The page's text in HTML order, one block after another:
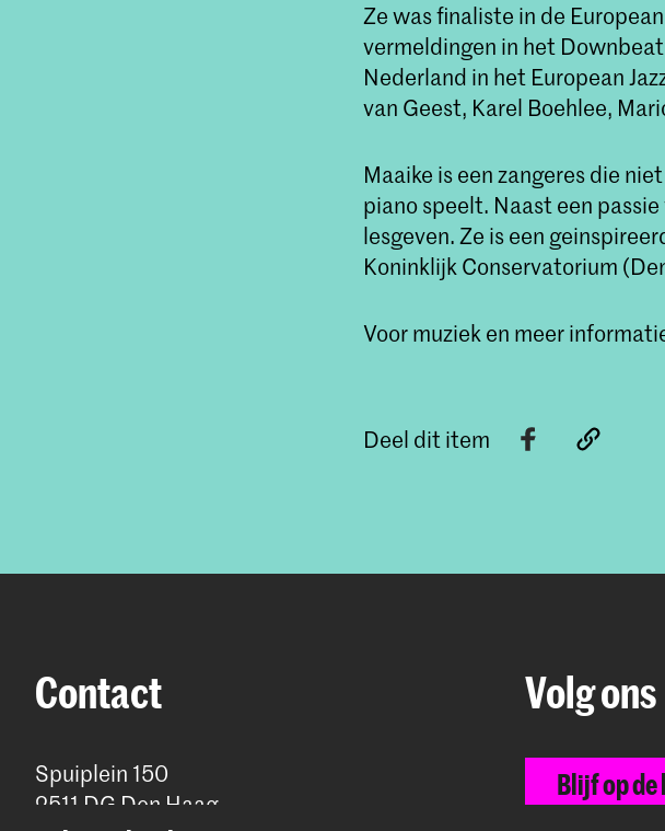
Ze was finaliste in de
vermeldingen in het
Nederland in het European
van Geest, Karel Boehlee,
Maaike is een zangeres die
piano speelt. Naast een
lesgeven. Ze is een
Koninklijk Conservatorium
Voor muziek en meer
Deel dit item
Contact
Spuiplein 150
2511 DG Den Haag
Volg ons
Blijf op